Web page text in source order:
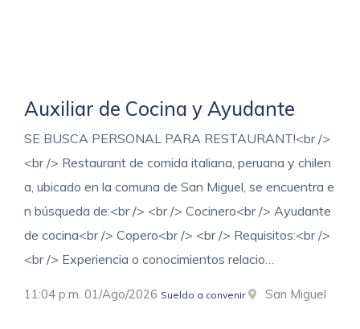
Auxiliar de Cocina y Ayudante
SE BUSCA PERSONAL PARA RESTAURANT!<br />
<br /> Restaurant de comida italiana, peruana y chilen
a, ubicado en la comuna de San Miguel, se encuentra e
n búsqueda de:<br /> <br /> Cocinero<br /> Ayudante
de cocina<br /> Copero<br /> <br /> Requisitos:<br />
<br /> Experiencia o conocimientos relacio…
11:04 p.m. 01/Ago/2026 Sueldo a convenir San Miguel